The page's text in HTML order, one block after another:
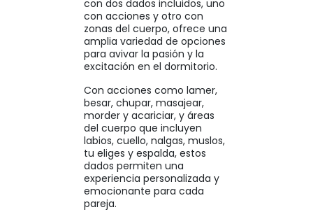
con dos dados incluidos, uno
con acciones y otro con
zonas del cuerpo, ofrece una
amplia variedad de opciones
para avivar la pasión y la
excitación en el dormitorio.
Con acciones como lamer,
besar, chupar, masajear,
morder y acariciar, y áreas
del cuerpo que incluyen
labios, cuello, nalgas, muslos,
tu eliges y espalda, estos
dados permiten una
experiencia personalizada y
emocionante para cada
pareja.